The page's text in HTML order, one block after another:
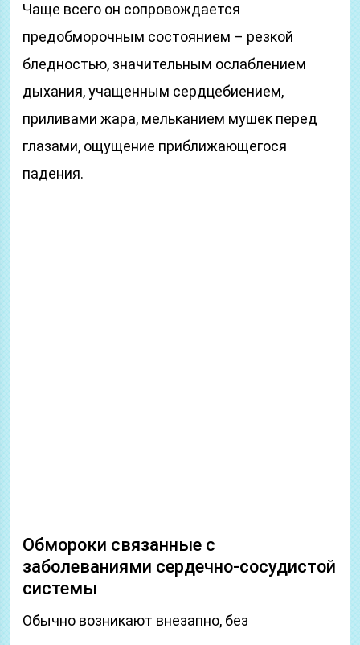
Чаще всего он сопровождается
предобморочным состоянием – резкой
бледностью, значительным ослаблением
дыхания, учащенным сердцебиением,
приливами жара, мельканием мушек перед
глазами, ощущение приближающегося
падения.
Обмороки связанные с
заболеваниями сердечно-сосудистой
системы
Обычно возникают внезапно, без